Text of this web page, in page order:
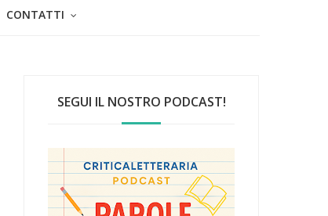
CONTATTI
SEGUI IL NOSTRO PODCAST!